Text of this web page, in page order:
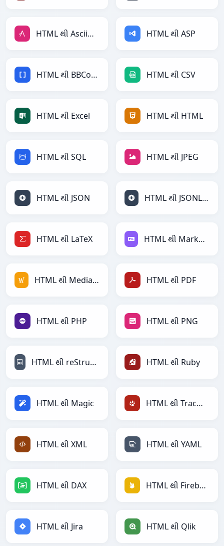
HTML થી AsciiDoc HTML થી ASP
HTML થી BBCode HTML થી CSV
HTML થી Excel HTML થી HTML
HTML થી SQL HTML થી JPEG
HTML થી JSON HTML થી JSONLines
HTML થી LaTeX HTML થી Markdown
HTML થી MediaWiki HTML થી PDF
HTML થી PHP HTML થી PNG
HTML થી reStructuredText HTML થી Ruby
HTML થી Magic HTML થી TracWiki
HTML થી XML HTML થી YAML
HTML થી DAX HTML થી Firebase
HTML થી Jira HTML થી Qlik